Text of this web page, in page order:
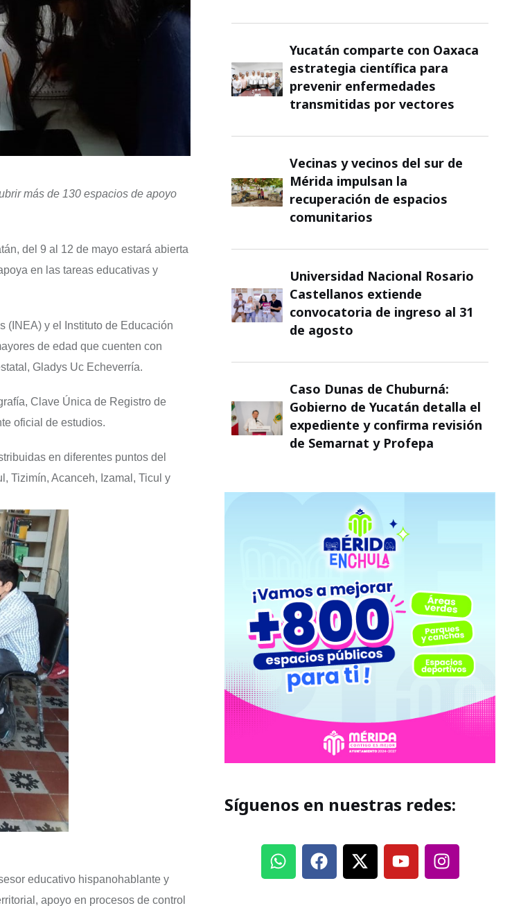
más de 130 espacios de apoyo
del 9 al 12 de mayo estará abierta
en las tareas educativas y
(INEA) y el Instituto de Educación
de edad que cuenten con
Gladys Uc Echeverría.
Clave Única de Registro de
oficial de estudios.
en diferentes puntos del
Tizimín, Acanceh, Izamal, Ticul y
educativo hispanohablante y
apoyo en procesos de control
Yucatán comparte con Oaxaca
estrategia científica para
prevenir enfermedades
transmitidas por vectores
Vecinas y vecinos del sur de
Mérida impulsan la
recuperación de espacios
comunitarios
Universidad Nacional Rosario
Castellanos extiende
convocatoria de ingreso al 31
de agosto
Caso Dunas de Chuburná:
Gobierno de Yucatán detalla el
expediente y confirma revisión
de Semarnat y Profepa
Síguenos en nuestras redes: